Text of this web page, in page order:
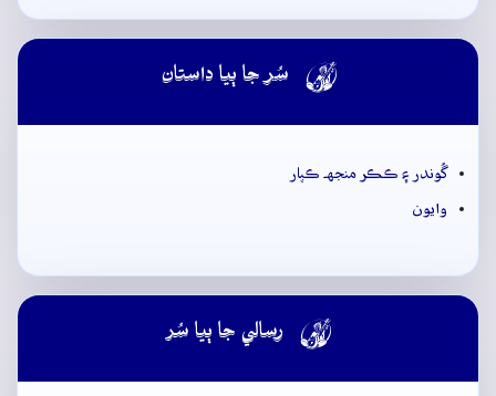
 سُر جا ٻيا داستان
گُوندر ۽ ڪڪر منجهہ ڪپار
وايون
 رسالي جا ٻيا سُر